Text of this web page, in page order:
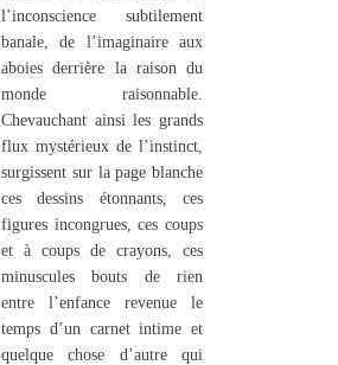
l’inconscience subtilement
banale, de l’imaginaire aux
aboies derrière la raison du
monde raisonnable.
Chevauchant ainsi les grands
flux mystérieux de l’instinct,
surgissent sur la page blanche
ces dessins étonnants, ces
figures incongrues, ces coups
et à coups de crayons, ces
minuscules bouts de rien
entre l’enfance revenue le
temps d’un carnet intime et
quelque chose d’autre qui